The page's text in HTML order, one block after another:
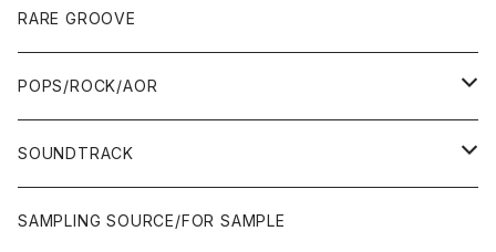
JAPAN ONLY RELEASE/REMIX
JAPAN ONLY RELEASE/REMIX
CD ALBUM
80'S
80'S
60'S/70'S
80'S
70'S
80'S
12"/7"
70'S
80'S
JAZZ
FUSION
RARE GROOVE
POPS/ROCK/AOR
POPS/S.S.W.
ROCK/AOR
SOUNDTRACK
LP
SAMPLING SOURCE/FOR SAMPLE